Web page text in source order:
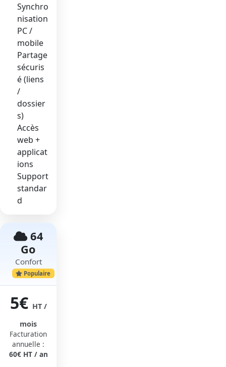
Synchro
nisation
PC /
mobile
Partage
sécuris
é (liens
/
dossier
s)
Accès
web +
applicat
ions
Support
standar
d
64
Go
Confort
Populaire
5€ HT /
mois
Facturation
annuelle :
60€ HT / an